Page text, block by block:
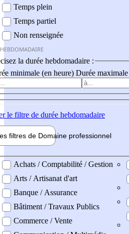
Temps plein
Temps partiel
Non renseignée
la durée hebdomadaire :
minimale (en heure) Durée
le filtre de durée hebdomadaire
filtres de Domaine professionnel
professionel
Achats / Comptabilité / Gestion
Arts / Artisanat d'art
Banque / Assurance
Bâtiment / Travaux Publics
Commerce / Vente